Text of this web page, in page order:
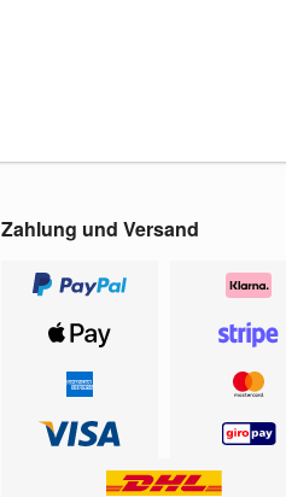
Zahlung und Versand